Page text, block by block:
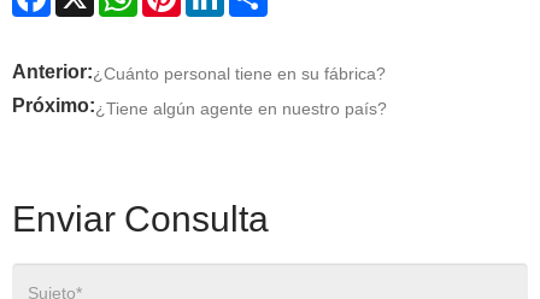
Anterior:¿Cuánto personal tiene en su fábrica?
Próximo:¿Tiene algún agente en nuestro país?
Enviar Consulta